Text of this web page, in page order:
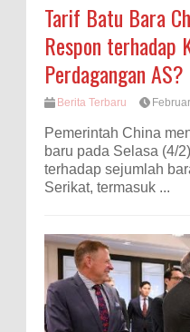
Tarif Batu Bara
Respon terhadap
Perdagangan AS?
Berita Terbaru
Pemerintah China
baru pada Selasa (4/
terhadap sejumlah
Serikat, termasuk ...